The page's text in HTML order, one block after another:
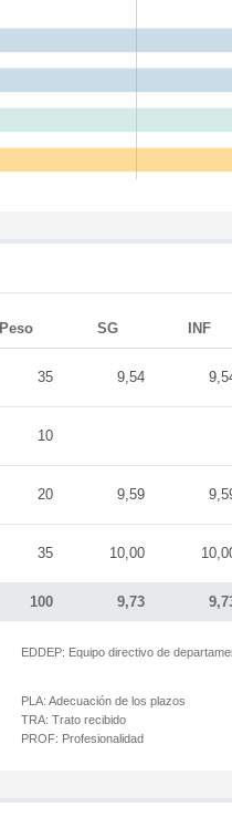
Peso SG INF
100 9,73
35 9,54
10
20 9,59
35 10,00
EDDEP: Equipo directivo de
PLA: Adecuación de los plazos
TRA: Trato recibido
PROF: Profesionalidad